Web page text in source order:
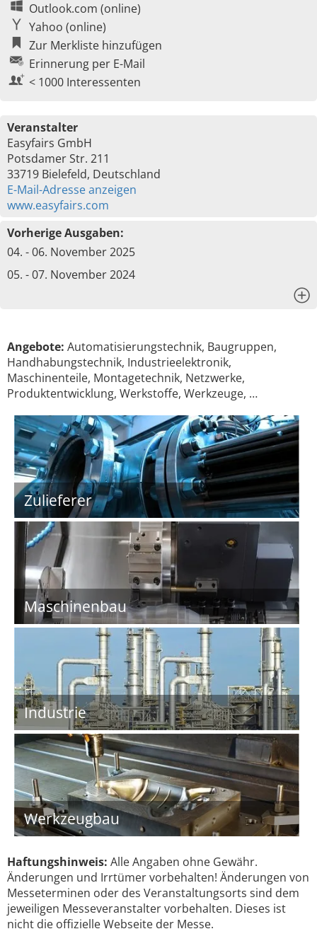
Outlook.com (online)
Yahoo (online)
Zur Merkliste hinzufügen
Erinnerung per E-Mail
< 1000 Interessenten
Veranstalter
Easyfairs GmbH
Potsdamer Str. 211
33719 Bielefeld, Deutschland
E-Mail-Adresse anzeigen
www.easyfairs.com
Vorherige Ausgaben:
04. - 06. November 2025
05. - 07. November 2024
Angebote: Automatisierungstechnik, Baugruppen,
Handhabungstechnik, Industrieelektronik,
Maschinenteile, Montagetechnik, Netzwerke,
Produktentwicklung, Werkstoffe, Werkzeuge, …
Zulieferer
Maschinenbau
Industrie
Werkzeugbau
Haftungshinweis: Alle Angaben ohne Gewähr.
Änderungen und Irrtümer vorbehalten! Änderungen von
Messeterminen oder des Veranstaltungsorts sind dem
jeweiligen Messeveranstalter vorbehalten. Dieses ist
nicht die offizielle Webseite der Messe.